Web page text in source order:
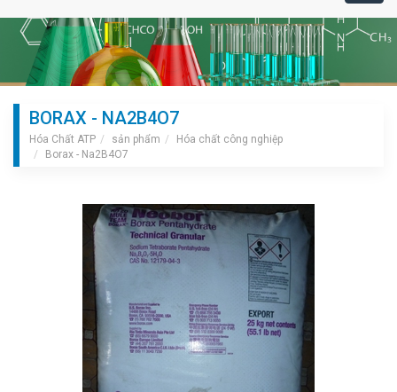
BORAX - NA2B4O7
Hóa Chất ATP sản phẩm
Hóa chất công nghiệp
Borax - Na2B4O7